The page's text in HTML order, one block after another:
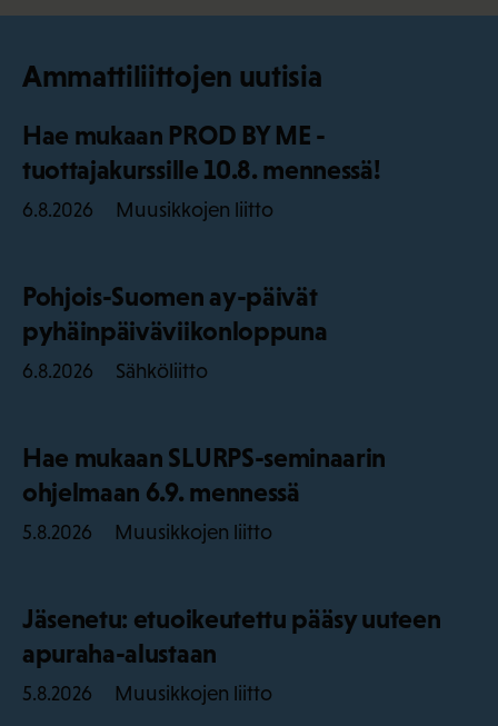
Ammattiliittojen uutisia
Hae mukaan PROD BY ME -
tuottajakurssille 10.8. mennessä!
6.8.2026 Muusikkojen liitto
Pohjois-Suomen ay-päivät
pyhäinpäiväviikonloppuna
6.8.2026 Sähköliitto
Hae mukaan SLURPS-seminaarin
ohjelmaan 6.9. mennessä
5.8.2026 Muusikkojen liitto
Jäsenetu: etuoikeutettu pääsy uuteen
apuraha-alustaan
5.8.2026 Muusikkojen liitto